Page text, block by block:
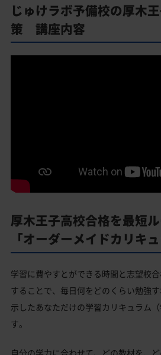
じゅけラボ予備校の厚木
策 講座内容
厚木王子高校合格を最短
「オーダーメイドカリキュ
学習に費やすとができる時間と志望校
することで、毎日何をどのくらい勉強
示したあなただけの学習カリキュラム
す。